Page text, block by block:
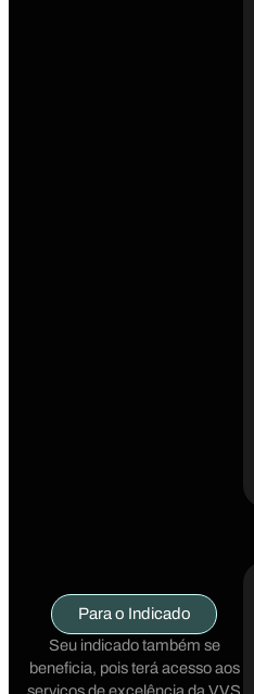
Para o Indicado
Seu indicado também se
beneficia, pois terá acesso aos